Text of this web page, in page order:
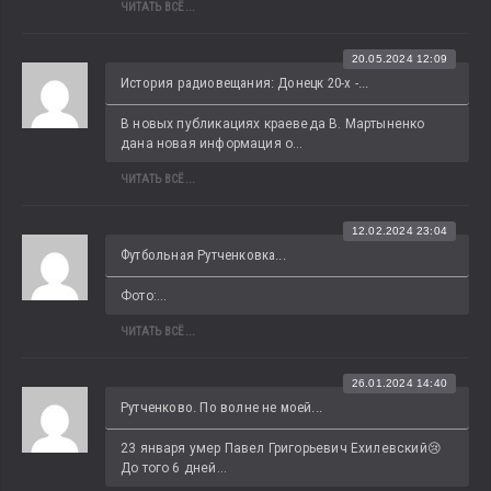
ЧИТАТЬ ВСЁ...
История радиовещания: Донецк 20-х -...
20.05.2024 12:09
В новых публикациях краеведа В. Мартыненко
дана новая информация о...
ЧИТАТЬ ВСЁ...
Футбольная Рутченковка...
12.02.2024 23:04
Фото:...
ЧИТАТЬ ВСЁ...
Рутченково. По волне не моей...
26.01.2024 14:40
23 января умер Павел Григорьевич Ехилевский😢
До того 6 дней...